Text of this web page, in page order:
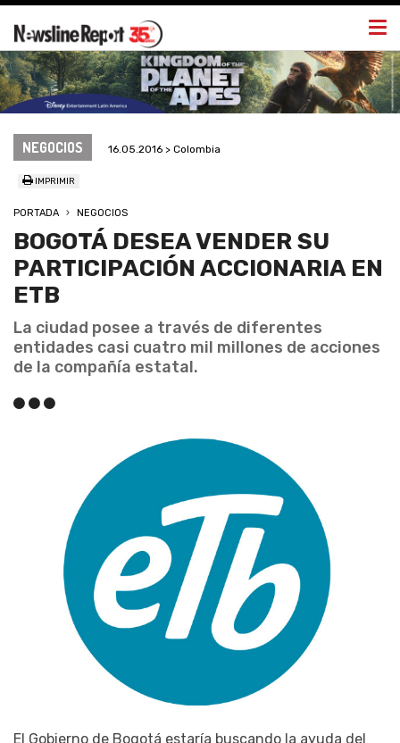
NEGOCIOS 16.05.2016 > Colombia
IMPRIMIR
PORTADA NEGOCIOS
BOGOTÁ DESEA VENDER SU
PARTICIPACIÓN ACCIONARIA EN
ETB
La ciudad posee a través de diferentes
entidades casi cuatro mil millones de acciones
de la compañía estatal.
El Gobierno de Bogotá estaría buscando la ayuda del